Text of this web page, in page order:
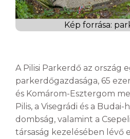
Kép forrása:
A Pilisi Parkerdő az ország
parkerdőgazdasága, 65
és Komárom-Esztergom
Pilis, a Visegrádi és a
dombság, valamint a
társaság kezelésében lévő